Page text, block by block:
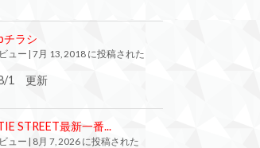
ラシ
ュー | 7月 13, 2018 に投稿された
1 更新
STREET最新一番...
ュー 8月 7, 2026 に投稿された